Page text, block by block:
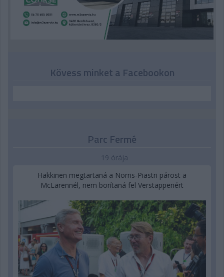
Kövess minket a Facebookon
Parc Fermé
19 órája
Hakkinen megtartaná a Norris-Piastri párost a
McLarennél, nem borítaná fel Verstappenért